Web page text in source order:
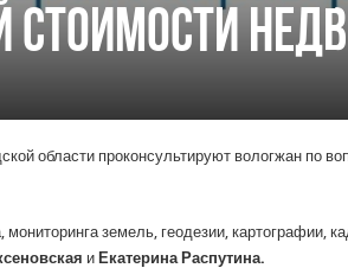
стоимости
области проконсультируют вологжан по
земель, геодезии, картографии,
и Екатерина Распутина.